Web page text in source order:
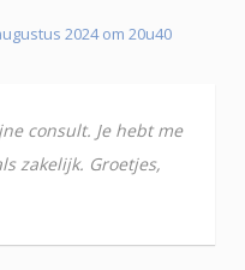
2024 om 20u40
consult. Je hebt me
zakelijk. Groetjes,